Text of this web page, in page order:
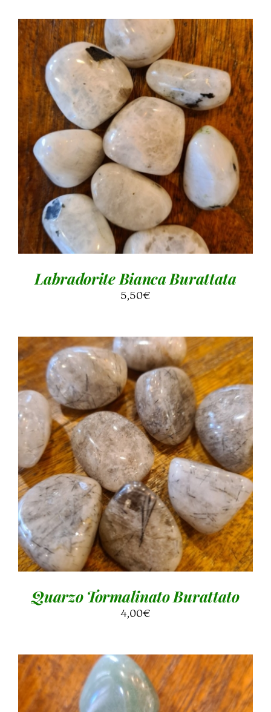
AGGIUNGI AL CARRELLO DETTAGLI
Labradorite Bianca Burattata
5,50€
AGGIUNGI AL CARRELLO / DETTAGLI
Quarzo Tormalinato Burattato
4,00€